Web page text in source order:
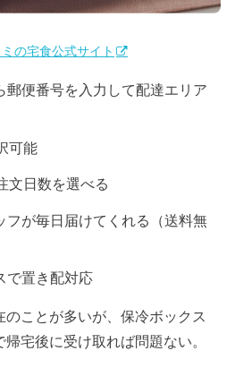
の宅食公式サイト
郵便番号を入力して配達エリア
可能
文日数を選べる
フが毎日届けてくれる（送料無
で置き配対応
ことが多いが、保冷ボックス
宅後に受け取れば問題ない。